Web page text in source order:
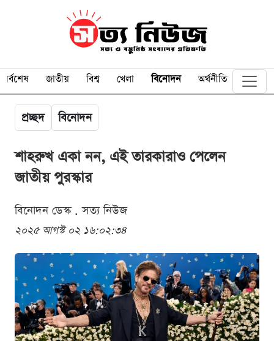
সর্বশেষ জাতীয় বিশ্ব খেলা বিনোদন অর্থনীতি
প্রচ্ছদ বিনোদন
শাহরুখ একা নন, এই তারকারাও পেলেন
জাতীয় পুরস্কার
বিনোদন ডেস্ক . সত্য নিউজ
২০২৫ আগস্ট ০২ ১৬:০২:৩৪